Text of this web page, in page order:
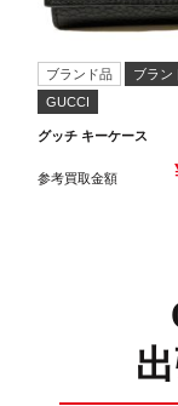
ブランド品
ブラン
GUCCI
グッチ キーケース
参考買取金額